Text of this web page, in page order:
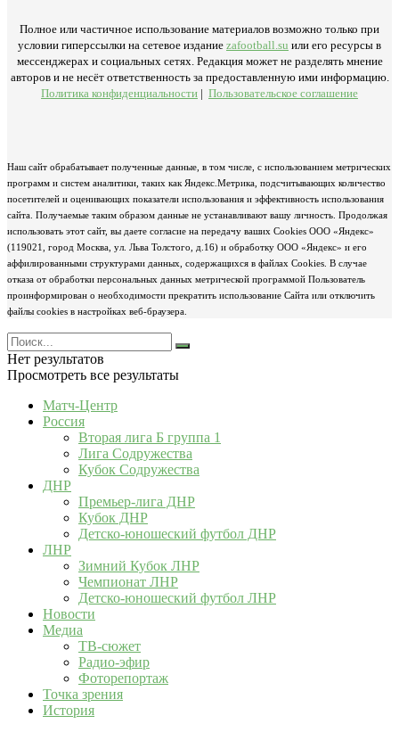
Полное или частичное использование материалов возможно только при
условии гиперссылки на сетевое издание zafootball.su или его ресурсы в
мессенджерах и социальных сетях. Редакция может не разделять мнение
авторов и не несёт ответственность за предоставленную ими информацию.
Политика конфиденциальности | Пользовательское соглашение
Наш сайт обрабатывает полученные данные, в том числе, с использованием метрических
программ и систем аналитики, таких как Яндекс.Метрика, подсчитывающих количество
посетителей и оценивающих показатели использования и эффективность использования
сайта. Получаемые таким образом данные не устанавливают вашу личность. Продолжая
использовать этот сайт, вы даете согласие на передачу ваших Cookies ООО «Яндекс»
(119021, город Москва, ул. Льва Толстого, д.16) и обработку ООО «Яндекс» и его
аффилированными структурами данных, содержащихся в файлах Cookies. В случае
отказа от обработки персональных данных метрической программой Пользователь
проинформирован о необходимости прекратить использование Сайта или отключить
файлы cookies в настройках веб-браузера.
Нет результатов
Просмотреть все результаты
Матч-Центр
Россия
Вторая лига Б группа 1
Лига Содружества
Кубок Содружества
ДНР
Премьер-лига ДНР
Кубок ДНР
Детско-юношеский футбол ДНР
ЛНР
Зимний Кубок ЛНР
Чемпионат ЛНР
Детско-юношеский футбол ЛНР
Новости
Медиа
ТВ-сюжет
Радио-эфир
Фоторепортаж
Точка зрения
История